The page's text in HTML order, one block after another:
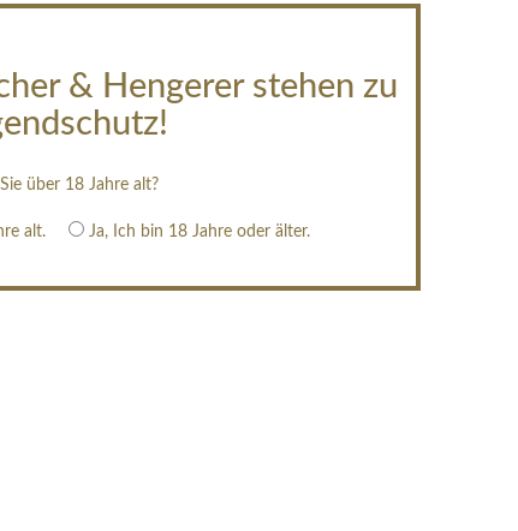
& Hengerer stehen zu
über 18 Jahre alt?
alt. Ja, Ich bin 18 Jahre oder älter.